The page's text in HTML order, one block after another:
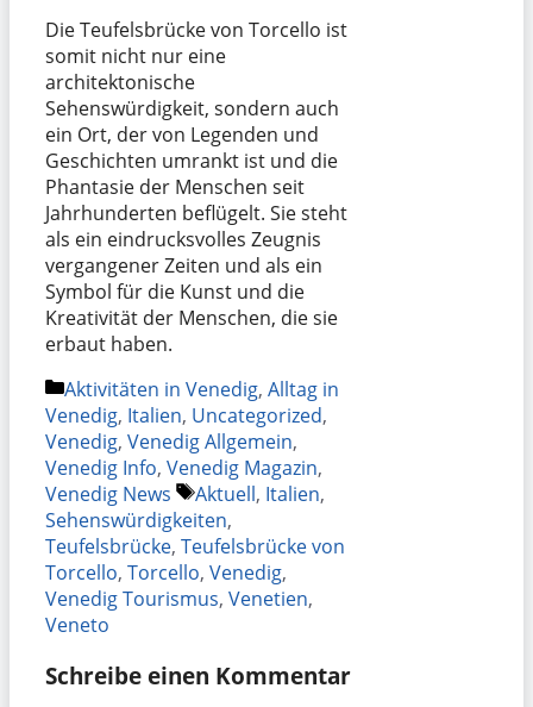
Die Teufelsbrücke von Torcello ist
somit nicht nur eine
architektonische
Sehenswürdigkeit, sondern auch
ein Ort, der von Legenden und
Geschichten umrankt ist und die
Phantasie der Menschen seit
Jahrhunderten beflügelt. Sie steht
als ein eindrucksvolles Zeugnis
vergangener Zeiten und als ein
Symbol für die Kunst und die
Kreativität der Menschen, die sie
erbaut haben.
Kategorien
Aktivitäten in Venedig, Alltag in
Venedig, Italien, Uncategorized,
Venedig, Venedig Allgemein,
Venedig Info, Venedig Magazin,
Venedig News
Schlagwörter
Aktuell, Italien,
Sehenswürdigkeiten,
Teufelsbrücke, Teufelsbrücke von
Torcello, Torcello, Venedig,
Venedig Tourismus, Venetien,
Veneto
Schreibe einen Kommentar